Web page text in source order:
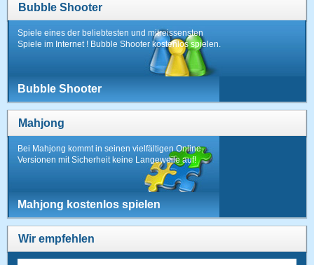
Bubble Shooter
Spiele eines der beliebtesten und mitreissensten
Spiele im Internet ! Bubble Shooter kostenlos spielen.
Bubble Shooter
Mahjong
Bei Mahjong kommt in seinen vielfältigen Online-
Versionen mit Sicherheit keine Langeweile auf!
Mahjong kostenlos spielen
Wir empfehlen